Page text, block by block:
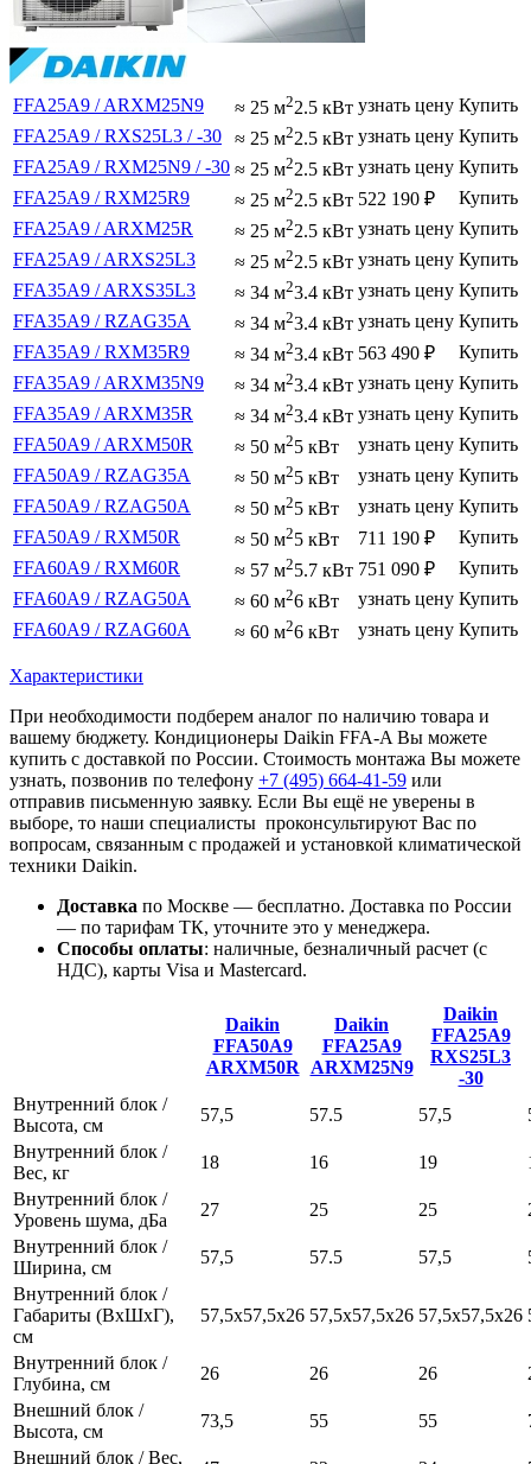
FFA25A9 / ARXM25N9 ≈ 25 м22.5 кВт узнать цену Купить
FFA25A9 / RXS25L3 / -30
≈ 25 м22.5 кВт узнать цену Купить
FFA25A9 / RXM25N9 / -30 ≈ 25 м22.5 кВт узнать цену Купить
FFA25A9 / RXM25R9
≈ 25 м22.5 кВт 522 190 ₽
Купить
FFA25A9 / ARXM25R
≈ 25 м22.5 кВт узнать цену Купить
FFA25A9 / ARXS25L3
≈ 25 м22.5 кВт узнать цену Купить
FFA35A9 / ARXS35L3
≈ 34 м23.4 кВт узнать цену Купить
FFA35A9 / RZAG35A
≈ 34 м23.4 кВт узнать цену Купить
FFA35A9 / RXM35R9
≈ 34 м23.4 кВт 563 490 ₽
Купить
FFA35A9 / ARXM35N9
≈ 34 м23.4 кВт узнать цену Купить
FFA35A9 / ARXM35R
≈ 34 м23.4 кВт узнать цену Купить
FFA50A9 / ARXM50R
≈ 50 м25 кВт узнать цену Купить
FFA50A9 / RZAG35A
≈ 50 м25 кВт узнать цену Купить
FFA50A9 / RZAG50A
≈ 50 м25 кВт узнать цену Купить
FFA50A9 / RXM50R
≈ 50 м25 кВт 711 190 ₽
Купить
FFA60A9 / RXM60R
≈ 57 м25.7 кВт 751 090 ₽
Купить
FFA60A9 / RZAG50A
≈ 60 м26 кВт узнать цену Купить
FFA60A9 / RZAG60A
≈ 60 м26 кВт узнать цену Купить
Характеристики
При необходимости подберем аналог по наличию товара и
вашему бюджету. Кондиционеры Daikin FFA-A Вы можете
купить с доставкой по России. Стоимость монтажа Вы можете
узнать, позвонив по телефону +7 (495) 664-41-59 или
отправив письменную заявку. Если Вы ещё не уверены в
выборе, то наши специалисты проконсультируют Вас по
вопросам, связанным с продажей и установкой климатической
техники Daikin.
Доставка по Москве — бесплатно. Доставка по России
— по тарифам ТК, уточните это у менеджера.
Способы оплаты: наличные, безналичный расчет (с
НДС), карты Visa и Mastercard.
Daikin
FFA50A9
ARXM50R
Daikin
FFA25A9
ARXM25N9
Daikin
FFA25A9
RXS25L3
-30
Внутренний блок /
Высота, см
57,5 57.5 57,5
Внутренний блок /
Вес, кг
18 16 19
Внутренний блок /
Уровень шума, дБа
27 25 25
Внутренний блок /
Ширина, см
57,5 57.5 57,5
Внутренний блок /
Габариты (ВхШхГ),
см
57,5x57,5х26 57,5x57,5х26 57,5x57,5х26
Внутренний блок /
Глубина, см
26 26 26
Внешний блок /
Высота, см
73,5 55 55
Внешний блок / Вес,